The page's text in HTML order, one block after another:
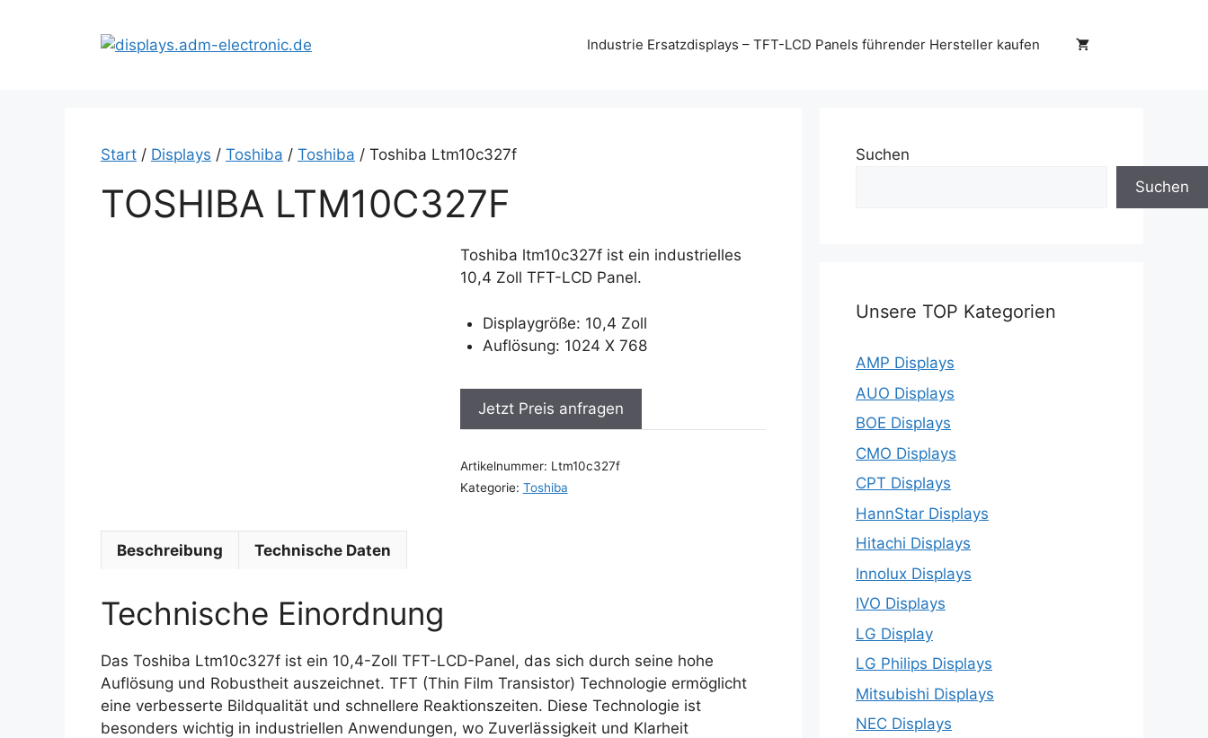
Industrie Ersatzdisplays – TFT-LCD Panels führender Hersteller kaufen
Start / Displays / Toshiba / Toshiba / Toshiba Ltm10c327f
TOSHIBA LTM10C327F
Toshiba ltm10c327f ist ein industrielles
10,4 Zoll TFT-LCD Panel.
Displaygröße: 10,4 Zoll
Auflösung: 1024 X 768
Jetzt Preis anfragen
Artikelnummer: Ltm10c327f
Kategorie: Toshiba
Beschreibung Technische Daten
Technische Einordnung
Das Toshiba Ltm10c327f ist ein 10,4-Zoll TFT-LCD-Panel, das sich durch seine hohe
Auflösung und Robustheit auszeichnet. TFT (Thin Film Transistor) Technologie ermöglicht
eine verbesserte Bildqualität und schnellere Reaktionszeiten. Diese Technologie ist
besonders wichtig in industriellen Anwendungen, wo Zuverlässigkeit und Klarheit
Suchen
Suchen
Unsere TOP Kategorien
AMP Displays
AUO Displays
BOE Displays
CMO Displays
CPT Displays
HannStar Displays
Hitachi Displays
Innolux Displays
IVO Displays
LG Display
LG Philips Displays
Mitsubishi Displays
NEC Displays